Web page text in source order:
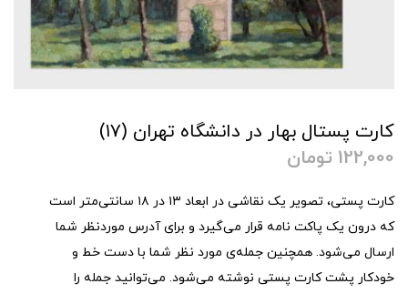
کارت پستال بهار در دانشگاه تهران (۱۷)
122,000 تومان
کارت پستی، تصویر یک نقاشی در ابعاد ۱۳ در ۱۸ سانتی‌متر است
که درون یک پاکت نامه قرار می‌گیرد و برای آدرس موردنظر شما
ارسال می‌شود. همچنین جمله‌ی مورد نظر شما با دست خط و
خودکار پشت کارت پستی نوشته می‌شود. می‌توانید جمله را